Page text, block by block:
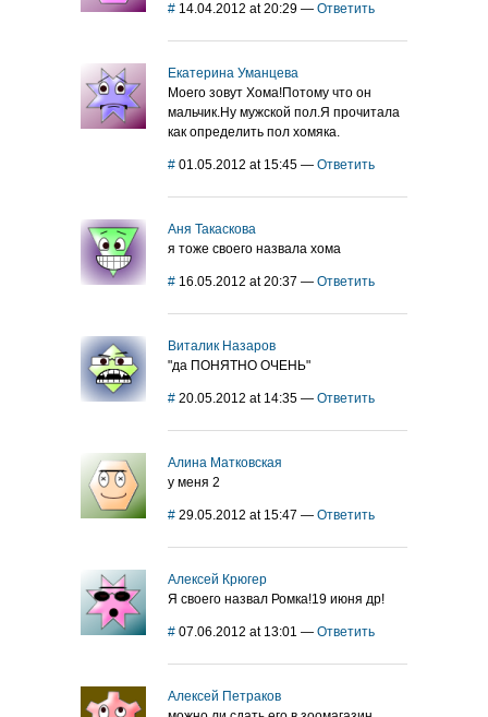
# 14.04.2012 at 20:29 — Ответить
Екатерина Уманцева
Моего зовут Хома!Потому что он
мальчик.Ну мужской пол.Я прочитала
как определить пол хомяка.
# 01.05.2012 at 15:45 — Ответить
Аня Такаскова
я тоже своего назвала хома
# 16.05.2012 at 20:37 — Ответить
Виталик Назаров
"да ПОНЯТНО ОЧЕНЬ"
# 20.05.2012 at 14:35 — Ответить
Алина Матковская
у меня 2
# 29.05.2012 at 15:47 — Ответить
Алексей Крюгер
Я своего назвал Ромка!19 июня др!
# 07.06.2012 at 13:01 — Ответить
Алексей Петраков